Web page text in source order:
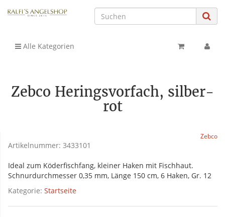
Alle Kategorien
Zebco Heringsvorfach, silber-
rot
Zebco
Artikelnummer: 3433101
Ideal zum Köderfischfang, kleiner Haken mit Fischhaut.
Schnurdurchmesser 0,35 mm, Länge 150 cm, 6 Haken, Gr. 12
Kategorie: Startseite